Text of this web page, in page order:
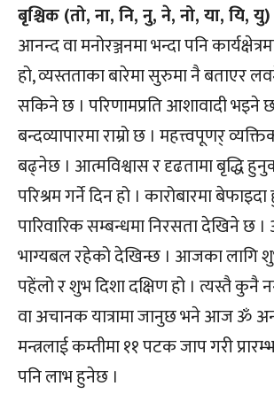
बृश्चिक (तो, ना, नि, नु, ने, नो, या, यि,
आनन्द वा मनोरञ्जनमा भन्दा पनि
हो, व्यस्तताका बारेमा सुरुमा नै बताएर
सकिने छ । परिणामप्रति आशावादी भइने छ
बन्दव्यापारमा राम्रो छ । महत्त्वपूणर्
बढ्नेछ । आत्मविश्वास र दृढतामा बृद्धि
परिश्रम गर्ने दिन हो । कारोबारमा
पारिवारिक सम्बन्धमा निरसता देखिने छ
भाग्यबल रहेको देखिन्छ । आजका लागि
पहेंलो र शुभ दिशा दक्षिण हो । त्यस्तै कुनै
वा अचानक यात्रामा जानुछ भने आज ॐ
मन्त्रलाई कम्तीमा ११ पटक जाप गरी
पनि लाभ हुनेछ ।